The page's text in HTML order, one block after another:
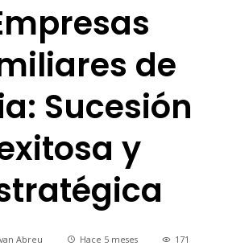
de
Sucesión
y
Abreu Hace 5 meses 171